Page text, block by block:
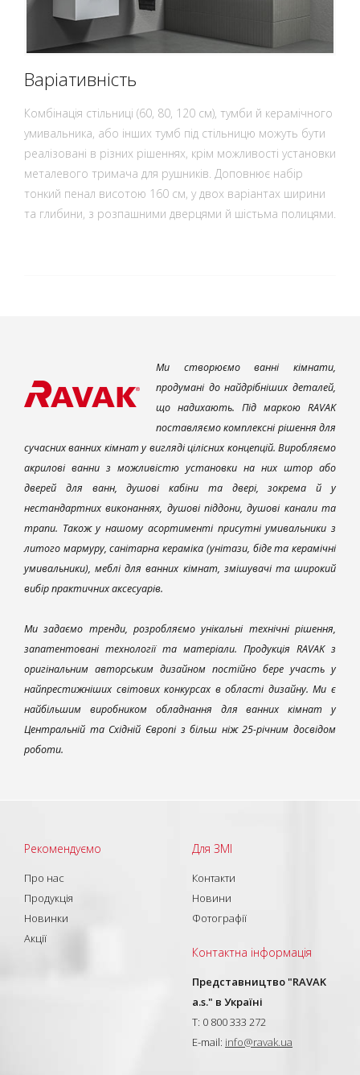
Варіативність
Комбінація стільниці (60, 80, 120 см), тумби й керамічного
умивальника, або інших тумб під стільницю можуть бути
реалізовані в різних рішеннях, крім можливості установки
металевого тримача для рушників. Доповнює набір
тонкий пенал висотою 160 см, у двох варіантах ширини
та глибини, з розпашними дверцями й шістьма полицями.
Ми створюємо ванні кімнати,
продумані до найдрібніших деталей,
що надихають. Під маркою RAVAK
поставляємо комплексні рішення для
сучасних ванних кімнат у вигляді цілісних концепцій. Виробляємо
акрилові ванни з можливістю установки на них штор або
дверей для ванн, душові кабіни та двері, зокрема й у
нестандартних виконаннях, душові піддони, душові канали та
трапи. Також у нашому асортименті присутні умивальники з
литого мармуру, санітарна кераміка (унітази, біде та керамічні
умивальники), меблі для ванних кімнат, змішувачі та широкий
вибір практичних аксесуарів.
Ми задаємо тренди, розробляємо унікальні технічні рішення,
запатентовані технології та матеріали. Продукція RAVAK з
оригінальним авторським дизайном постійно бере участь у
найпрестижніших світових конкурсах в області дизайну. Ми є
найбільшим виробником обладнання для ванних кімнат у
Центральній та Східній Європі з більш ніж 25-річним досвідом
роботи.
Рекомендуємо
Про нас
Продукція
Новинки
Акції
Для ЗМІ
Контакти
Новини
Фотографії
Контактна інформація
Представництво "RAVAK
a.s." в Україні
T: 0 800 333 272
E-mail: info@ravak.ua